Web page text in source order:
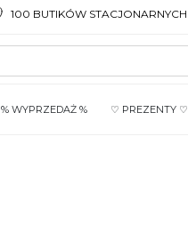
100 BUTIKÓW STACJONARNYCH
% WYPRZEDAŻ % ♡ PREZENTY ♡